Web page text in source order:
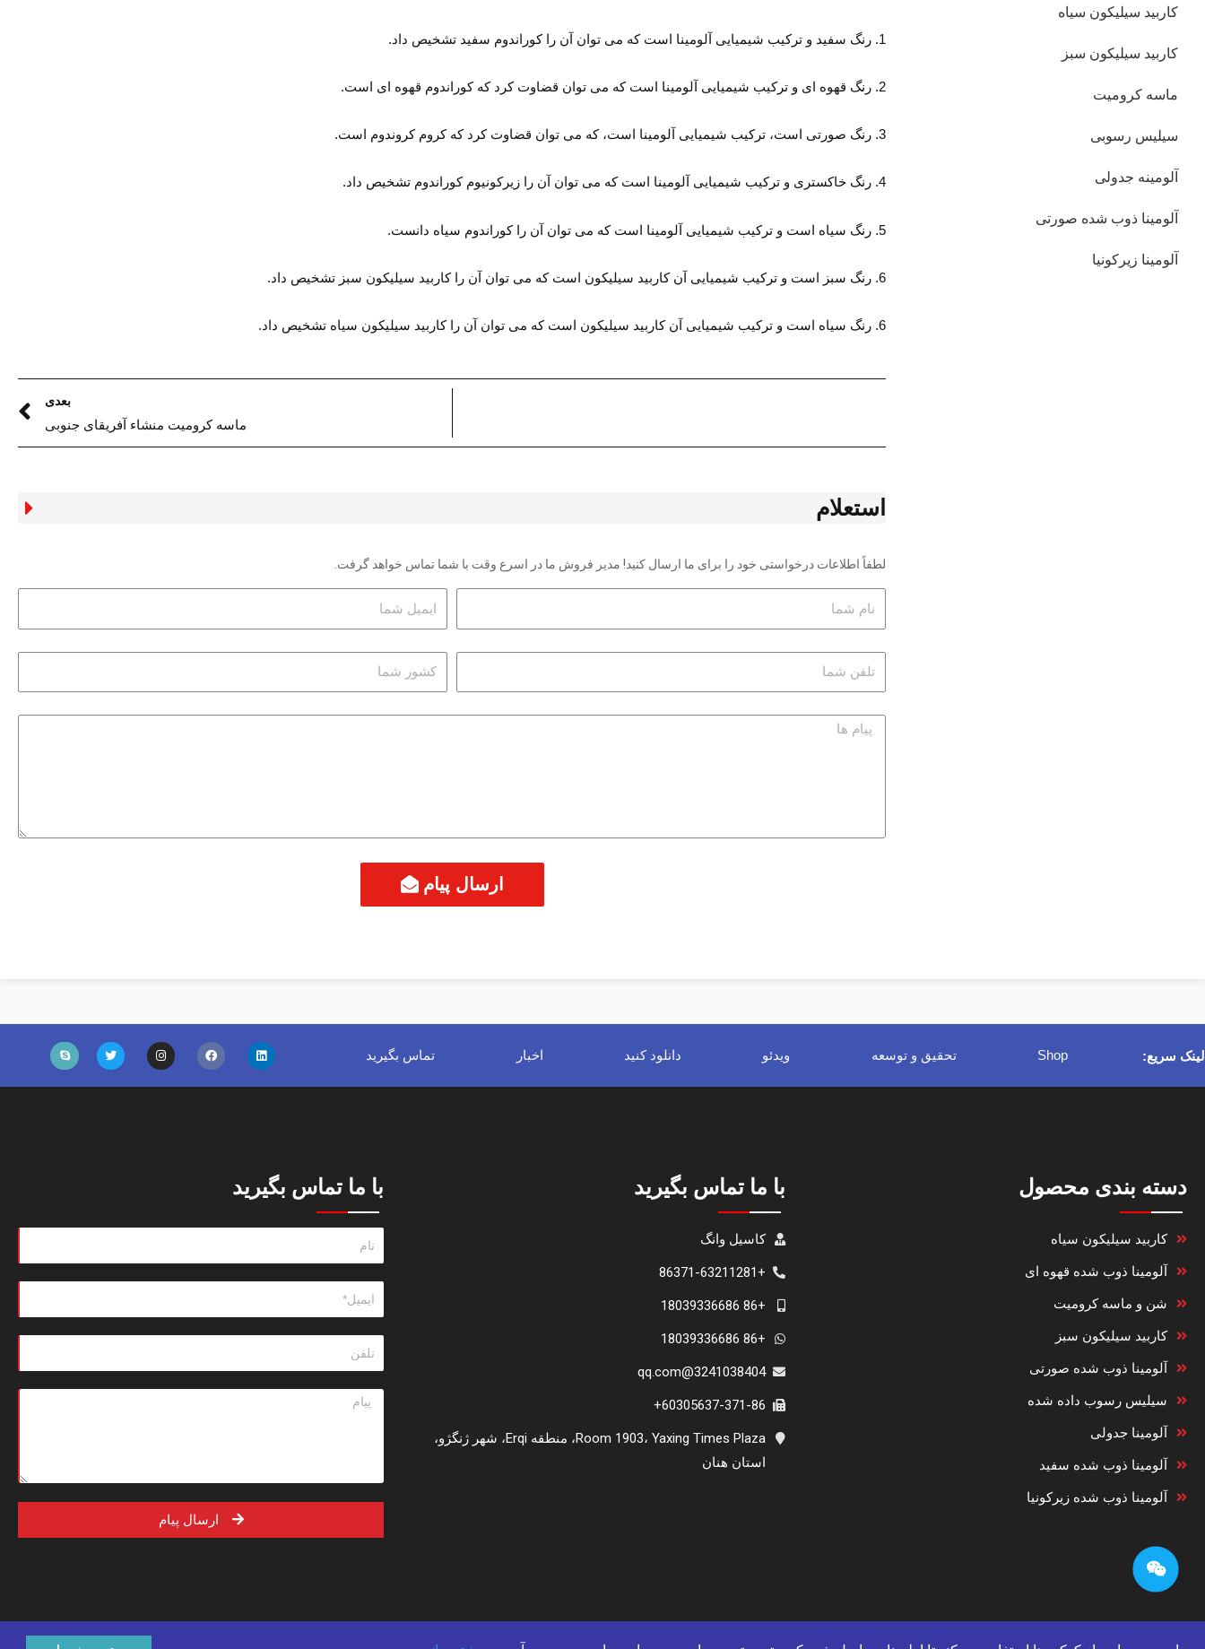
کاربید سیلیکون سیاه
کاربید سیلیکون سبز
ماسه کرومیت
سیلیس رسوبی
آلومینه جدولی
آلومینا ذوب شده صورتی
آلومینا زیرکونیا
1. رنگ سفید و ترکیب شیمیایی آلومینا است که می توان آن را کوراندوم سفید تشخیص داد.
2. رنگ قهوه ای و ترکیب شیمیایی آلومینا است که می توان قضاوت کرد که کوراندوم قهوه ای است.
3. رنگ صورتی است، ترکیب شیمیایی آلومینا است، که می توان قضاوت کرد که کروم کروندوم است.
4. رنگ خاکستری و ترکیب شیمیایی آلومینا است که می توان آن را زیرکونیوم کوراندوم تشخیص داد.
5. رنگ سیاه است و ترکیب شیمیایی آلومینا است که می توان آن را کوراندوم سیاه دانست.
6. رنگ سبز است و ترکیب شیمیایی آن کاربید سیلیکون است که می توان آن را کاربید سیلیکون سبز تشخیص داد.
6. رنگ سیاه است و ترکیب شیمیایی آن کاربید سیلیکون است که می توان آن را کاربید سیلیکون سیاه تشخیص داد.
بعدی
ماسه کرومیت منشاء آفریقای جنوبی
استعلام
لطفاً اطلاعات درخواستی خود را برای ما ارسال کنید! مدیر فروش ما در اسرع وقت با شما تماس خواهد گرفت.
ارسال پیام
لینک سریع: Shop تحقیق و توسعه ویدئو دانلود کنید اخبار تماس بگیرید
دسته بندی محصول
کاربید سیلیکون سیاه
آلومینا ذوب شده قهوه ای
شن و ماسه کرومیت
کاربید سیلیکون سبز
آلومینا ذوب شده صورتی
سیلیس رسوب داده شده
آلومینا جدولی
آلومینا ذوب شده سفید
آلومینا ذوب شده زیرکونیا
با ما تماس بگیرید
کاسیل وانگ
+86371-63211281
+86 18039336686
+86 18039336686
3241038404@qq.com
60305637-371-86+
Room 1903، Yaxing Times Plaza، منطقه Erqi، شهر ژنگژو،
استان هنان
با ما تماس بگیرید
ارسال پیام